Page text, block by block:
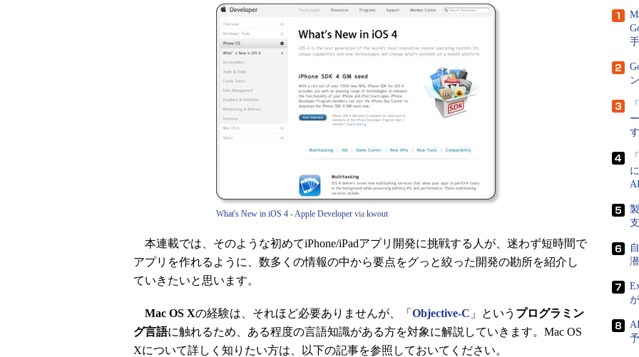
What's New in iOS 4 - Apple Developervia kwout
本連載では、そのような初めてiPhone/iPadアプリ開発に挑戦する人が、迷わず短時間で
アプリを作れるように、数多くの情報の中から要点をグっと絞った開発の勘所を紹介し
ていきたいと思います。
Mac OS Xの経験は、それほど必要ありませんが、「 Objective-C 」という プログラミン
グ言語に触れるため、ある程度の言語知識がある方を対象に解説していきます。Mac OS
Xについて詳しく知りたい方は、以下の記事を参照しておいてください。
手